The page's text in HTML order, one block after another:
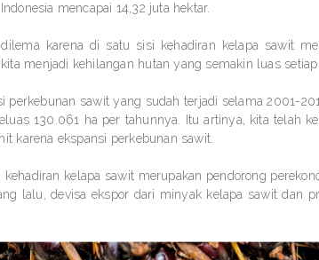
mencapai 14,32 juta hektar.
karena di satu sisi kehadiran kelapa sawit
menjadi kehilangan hutan yang semakin luas setiap
perkebunan sawit yang sudah terjadi selama 2001-
130.061 ha per tahunnya. Itu artinya, kita telah
karena ekspansi perkebunan sawit.
kelapa sawit merupakan pendorong
lalu, devisa ekspor dari minyak kelapa sawit dan